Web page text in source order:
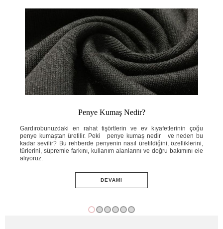
Penye Kumaş Nedir?
Gardırobunuzdaki en rahat tişörtlerin ve ev kıyafetlerinin çoğu
penye kumaştan üretilir. Peki penye kumaş nedir ve neden bu
kadar sevilir? Bu rehberde penyenin nasıl üretildiğini, özelliklerini,
türlerini, süpremle farkını, kullanım alanlarını ve doğru bakımını ele
alıyoruz.
DEVAMI